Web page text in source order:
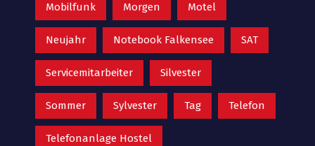
Mobilfunk Morgen Motel
Neujahr Notebook Falkensee SAT
Servicemitarbeiter Silvester
Sommer Sylvester Tag Telefon
Telefonanlage Hostel